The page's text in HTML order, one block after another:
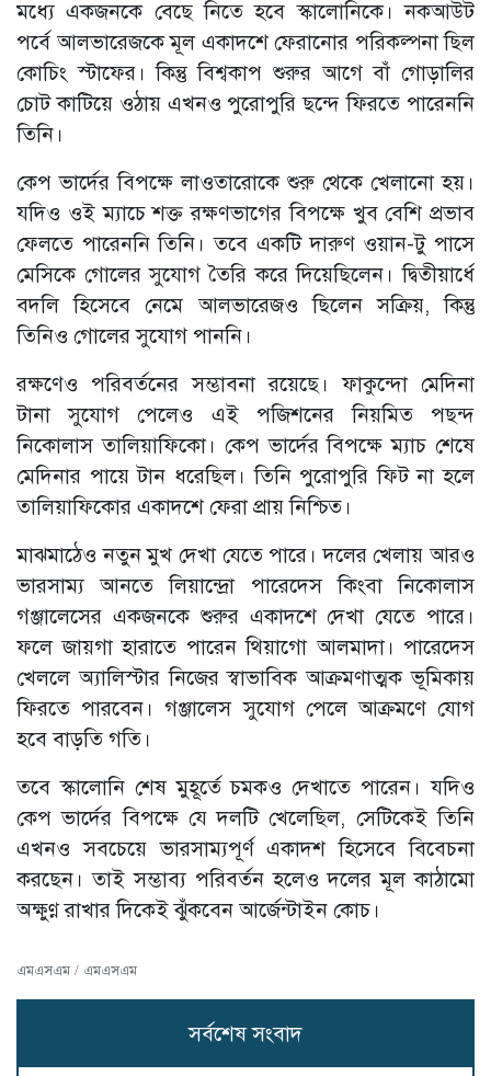
মধ্যে একজনকে বেছে নিতে হবে স্কালোনিকে। নকআউট
পর্বে আলভারেজকে মূল একাদশে ফেরানোর পরিকল্পনা ছিল
কোচিং স্টাফের। কিন্তু বিশ্বকাপ শুরুর আগে বাঁ গোড়ালির
চোট কাটিয়ে ওঠায় এখনও পুরোপুরি ছন্দে ফিরতে পারেননি
তিনি।
কেপ ভার্দের বিপক্ষে লাওতারোকে শুরু থেকে খেলানো হয়।
যদিও ওই ম্যাচে শক্ত রক্ষণভাগের বিপক্ষে খুব বেশি প্রভাব
ফেলতে পারেননি তিনি। তবে একটি দারুণ ওয়ান-টু পাসে
মেসিকে গোলের সুযোগ তৈরি করে দিয়েছিলেন। দ্বিতীয়ার্ধে
বদলি হিসেবে নেমে আলভারেজও ছিলেন সক্রিয়, কিন্তু
তিনিও গোলের সুযোগ পাননি।
রক্ষণেও পরিবর্তনের সম্ভাবনা রয়েছে। ফাকুন্দো মেদিনা
টানা সুযোগ পেলেও এই পজিশনের নিয়মিত পছন্দ
নিকোলাস তালিয়াফিকো। কেপ ভার্দের বিপক্ষে ম্যাচ শেষে
মেদিনার পায়ে টান ধরেছিল। তিনি পুরোপুরি ফিট না হলে
তালিয়াফিকোর একাদশে ফেরা প্রায় নিশ্চিত।
মাঝমাঠেও নতুন মুখ দেখা যেতে পারে। দলের খেলায় আরও
ভারসাম্য আনতে লিয়ান্দ্রো পারেদেস কিংবা নিকোলাস
গঞ্জালেসের একজনকে শুরুর একাদশে দেখা যেতে পারে।
ফলে জায়গা হারাতে পারেন থিয়াগো আলমাদা। পারেদেস
খেললে অ্যালিস্টার নিজের স্বাভাবিক আক্রমণাত্মক ভূমিকায়
ফিরতে পারবেন। গঞ্জালেস সুযোগ পেলে আক্রমণে যোগ
হবে বাড়তি গতি।
তবে স্কালোনি শেষ মুহূর্তে চমকও দেখাতে পারেন। যদিও
কেপ ভার্দের বিপক্ষে যে দলটি খেলেছিল, সেটিকেই তিনি
এখনও সবচেয়ে ভারসাম্যপূর্ণ একাদশ হিসেবে বিবেচনা
করছেন। তাই সম্ভাব্য পরিবর্তন হলেও দলের মূল কাঠামো
অক্ষুণ্ণ রাখার দিকেই ঝুঁকবেন আর্জেন্টাইন কোচ।
এমএসএম / এমএসএম
সর্বশেষ সংবাদ